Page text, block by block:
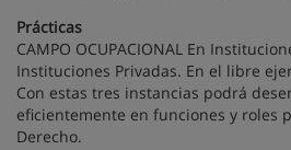
Prácticas
CAMPO OCUPACIONAL En
Instituciones Privadas. En el libre
Con estas tres instancias podrá
eficientemente en funciones y roles
Derecho.